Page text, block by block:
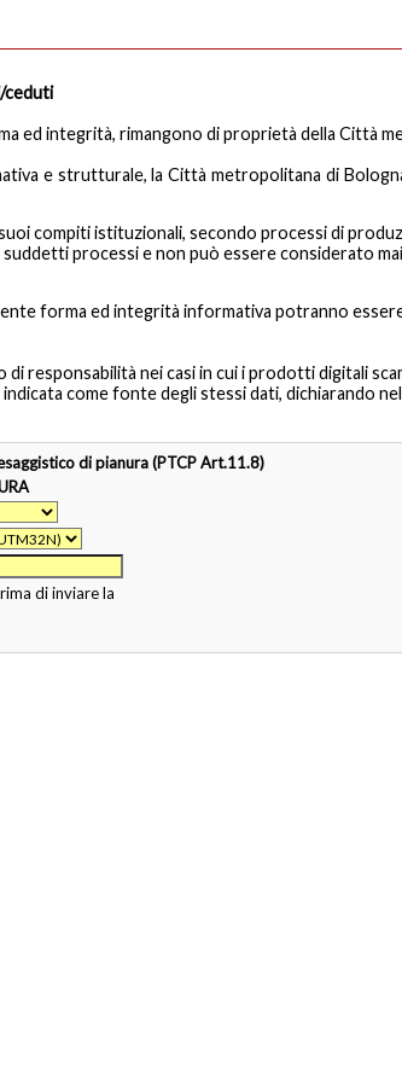
ceduti
ed integrità, rimangono di proprietà della Città
e strutturale, la Città metropolitana di
compiti istituzionali, secondo processi di
processi e non può essere considerato
forma ed integrità informativa potranno
responsabilità nei casi in cui i prodotti digitali
come fonte degli stessi dati, dichiarando
di pianura (PTCP Art.11.8)
di inviare la